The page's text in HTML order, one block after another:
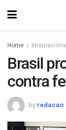
Home Internacional
Brasil
contra
by redacao